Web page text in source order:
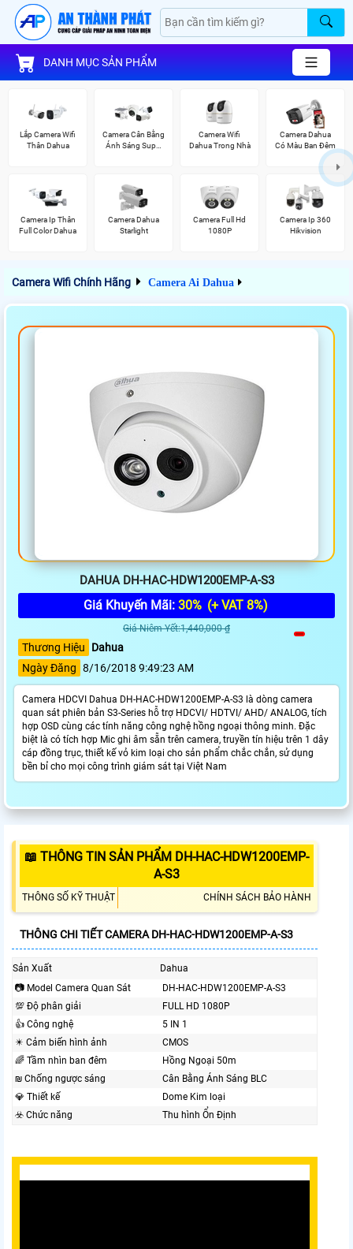
DANH MỤC SẢN PHẨM
Lắp Camera Wifi
Thân Dahua
Camera Cân Bằng
Ánh Sáng Super
Camera Wifi
Dahua Trong Nhà
Camera Dahua
Có Màu Ban Đêm
Camera Ip Thân
Full Color Dahua
Camera Dahua
Starlight
Camera Full Hd
1080P
Camera Ip 360
Hikvision
Camera Wifi Chính Hãng Camera Ai Dahua
DAHUA DH-HAC-HDW1200EMP-A-S3
Giá Khuyến Mãi: 30% (+ VAT 8%)
Giá Niêm Yết:1,440,000 ₫
Thương Hiệu
Dahua
Ngày Đăng 8/16/2018 9:49:23 AM
Camera HDCVI Dahua DH-HAC-HDW1200EMP-A-S3 là dòng camera
quan sát phiên bản S3-Series hỗ trợ HDCVI/ HDTVI/ AHD/ ANALOG, tích
hợp OSD cùng các tính năng công nghệ hồng ngoại thông minh. Đặc
biệt là có tích hợp Mic ghi âm sẵn trên camera, truyền tín hiệu trên 1 dây
cáp đồng trục, thiết kế vỏ kim loại cho sản phẩm chắc chắn, sử dụng
bền bỉ cho mọi công trình giám sát tại Việt Nam
📖 THÔNG TIN SẢN PHẨM DH-HAC-HDW1200EMP-
A-S3
THÔNG SỐ KỸ THUẬT CHÍNH SÁCH BẢO HÀNH
THÔNG CHI TIẾT CAMERA DH-HAC-HDW1200EMP-A-S3
Sản Xuất
Dahua
📷 Model Camera Quan Sát
DH-HAC-HDW1200EMP-A-S3
💯 Độ phân giải
FULL HD 1080P
👍 Công nghệ
5 IN 1
✴️ Cảm biến hình ảnh
CMOS
🌈 Tầm nhìn ban đêm
Hồng Ngoại 50m
₪ Chống ngược sáng
Cân Bằng Ánh Sáng BLC
💎 Thiết kế
Dome Kim loại
☣️ Chức năng
Thu hình Ổn Định